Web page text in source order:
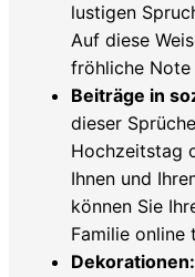
lustigen
Auf diese
fröhliche Note
Beiträge in
dieser
Hochzeitstag
Ihnen und
können Sie
Familie online
Dekorationen: